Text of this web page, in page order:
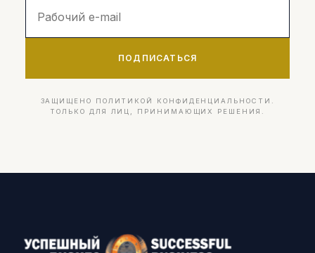
ПОДПИСАТЬСЯ
ЗАЩИЩЕНО ПОЛИТИКОЙ КОНФИДЕНЦИАЛЬНОСТИ.
ТОЛЬКО ДЛЯ ЛИЦ, ПРИНИМАЮЩИХ РЕШЕНИЯ.